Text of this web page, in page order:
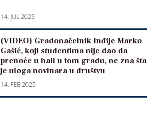
14. JUL 2025
(VIDEO) Gradonačelnik Inđije Marko
Gašić, koji studentima nije dao da
prenoće u hali u tom gradu, ne zna šta
je uloga novinara u društvu
14. FEB 2025